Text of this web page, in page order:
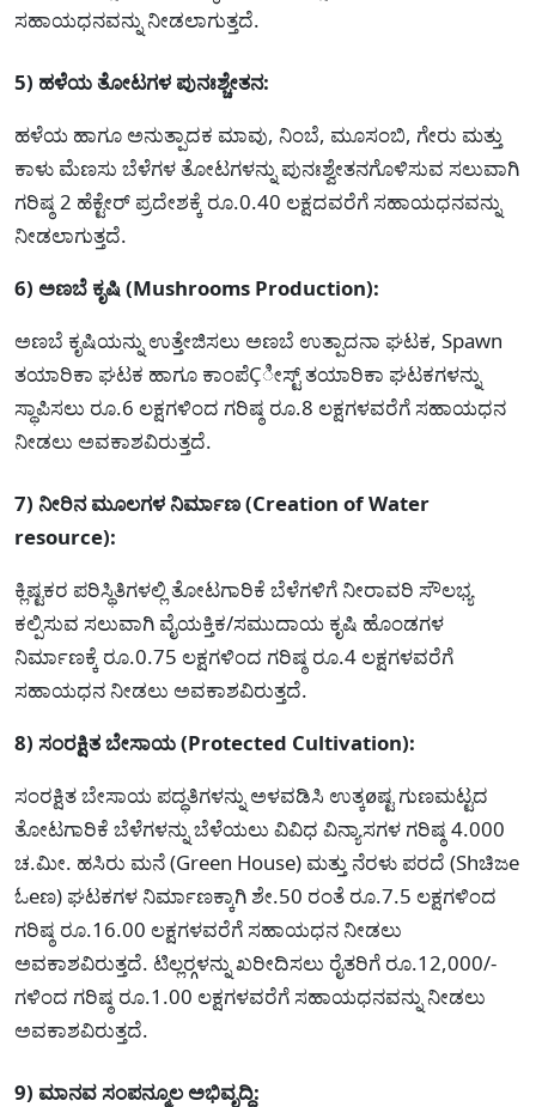
ಸಹಾಯಧನವನ್ನು ನೀಡಲಾಗುತ್ತದೆ.
5) ಹಳೆಯ ತೋಟಗಳ ಪುನಃಶ್ಚೇತನ:
ಹಳೆಯ ಹಾಗೂ ಅನುತ್ಪಾದಕ ಮಾವು, ನಿಂಬೆ, ಮೂಸಂಬಿ, ಗೇರು ಮತ್ತು
ಕಾಳು ಮೆಣಸು ಬೆಳೆಗಳ ತೋಟಗಳನ್ನು ಪುನಃಶ್ವೇತನಗೊಳಿಸುವ ಸಲುವಾಗಿ
ಗರಿಷ್ಠ 2 ಹೆಕ್ಟೇರ್ ಪ್ರದೇಶಕ್ಕೆ ರೂ.0.40 ಲಕ್ಷದವರೆಗೆ ಸಹಾಯಧನವನ್ನು
ನೀಡಲಾಗುತ್ತದೆ.
6) ಅಣಬೆ ಕೃಷಿ (Mushrooms Production):
ಅಣಬೆ ಕೃಷಿಯನ್ನು ಉತ್ತೇಜಿಸಲು ಅಣಬೆ ಉತ್ಪಾದನಾ ಘಟಕ, Spawn
ತಯಾರಿಕಾ ಘಟಕ ಹಾಗೂ ಕಾಂಪೆÇೀಸ್ಟ್ ತಯಾರಿಕಾ ಘಟಕಗಳನ್ನು
ಸ್ಥಾಪಿಸಲು ರೂ.6 ಲಕ್ಷಗಳಿಂದ ಗರಿಷ್ಠ ರೂ.8 ಲಕ್ಷಗಳವರೆಗೆ ಸಹಾಯಧನ
ನೀಡಲು ಅವಕಾಶವಿರುತ್ತದೆ.
7) ನೀರಿನ ಮೂಲಗಳ ನಿರ್ಮಾಣ (Creation of Water
resource):
ಕ್ಲಿಷ್ಟಕರ ಪರಿಸ್ಥಿತಿಗಳಲ್ಲಿ ತೋಟಗಾರಿಕೆ ಬೆಳೆಗಳಿಗೆ ನೀರಾವರಿ ಸೌಲಭ್ಯ
ಕಲ್ಪಿಸುವ ಸಲುವಾಗಿ ವೈಯಕ್ತಿಕ/ಸಮುದಾಯ ಕೃಷಿ ಹೊಂಡಗಳ
ನಿರ್ಮಾಣಕ್ಕೆ ರೂ.0.75 ಲಕ್ಷಗಳಿಂದ ಗರಿಷ್ಠ ರೂ.4 ಲಕ್ಷಗಳವರೆಗೆ
ಸಹಾಯಧನ ನೀಡಲು ಅವಕಾಶವಿರುತ್ತದೆ.
8) ಸಂರಕ್ಷಿತ ಬೇಸಾಯ (Protected Cultivation):
ಸಂರಕ್ಷಿತ ಬೇಸಾಯ ಪದ್ಧತಿಗಳನ್ನು ಅಳವಡಿಸಿ ಉತ್ಕøಷ್ಟ ಗುಣಮಟ್ಟದ
ತೋಟಗಾರಿಕೆ ಬೆಳೆಗಳನ್ನು ಬೆಳೆಯಲು ವಿವಿಧ ವಿನ್ಯಾಸಗಳ ಗರಿಷ್ಠ 4.000
ಚ.ಮೀ. ಹಸಿರು ಮನೆ (Green House) ಮತ್ತು ನೆರಳು ಪರದೆ (Shಚಿಜe
ಓeಣ) ಘಟಕಗಳ ನಿರ್ಮಾಣಕ್ಕಾಗಿ ಶೇ.50 ರಂತೆ ರೂ.7.5 ಲಕ್ಷಗಳಿಂದ
ಗರಿಷ್ಠ ರೂ.16.00 ಲಕ್ಷಗಳವರೆಗೆ ಸಹಾಯಧನ ನೀಡಲು
ಅವಕಾಶವಿರುತ್ತದೆ. ಟಿಲ್ಲರ್‍ಗಳನ್ನು ಖರೀದಿಸಲು ರೈತರಿಗೆ ರೂ.12,000/-
ಗಳಿಂದ ಗರಿಷ್ಠ ರೂ.1.00 ಲಕ್ಷಗಳವರೆಗೆ ಸಹಾಯಧನವನ್ನು ನೀಡಲು
ಅವಕಾಶವಿರುತ್ತದೆ.
9) ಮಾನವ ಸಂಪನ್ಮೂಲ ಅಭಿವೃದ್ಧಿ: